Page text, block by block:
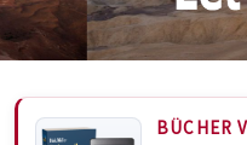
BÜCHER